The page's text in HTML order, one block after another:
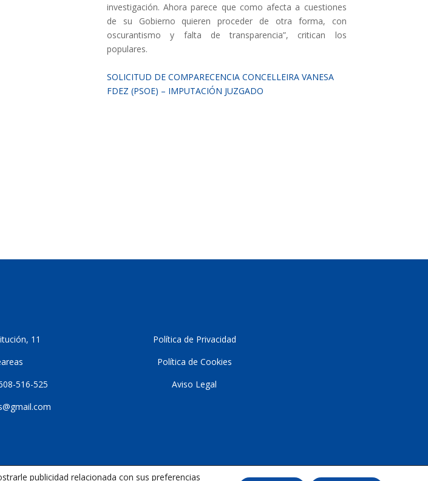
investigación. Ahora parece que como afecta a cuestiones
de su Gobierno quieren proceder de otra forma, con
oscurantismo y falta de transparencia”, critican los
populares.
SOLICITUD DE COMPARECENCIA CONCELLEIRA VANESA
FDEZ (PSOE) – IMPUTACIÓN JUZGADO
11
516-525
Política de Privacidad
Política de Cookies
Aviso Legal
publicidad relacionada con sus preferencias